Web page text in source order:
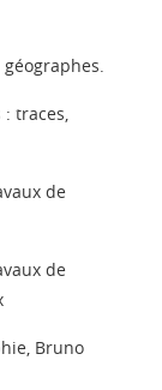
: traces,
de
de
Bruno